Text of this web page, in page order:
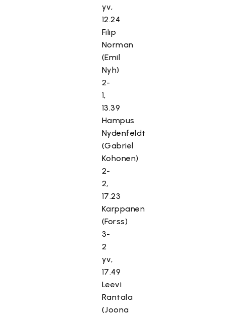
yv,
12.24
Filip
Norman
(Emil
Nyh)
2-
1,
13.39
Hampus
Nydenfeldt
(Gabriel
Kohonen)
2-
2,
17.23
Karppanen
(Forss)
3-
2
yv,
17.49
Leevi
Rantala
(Joona